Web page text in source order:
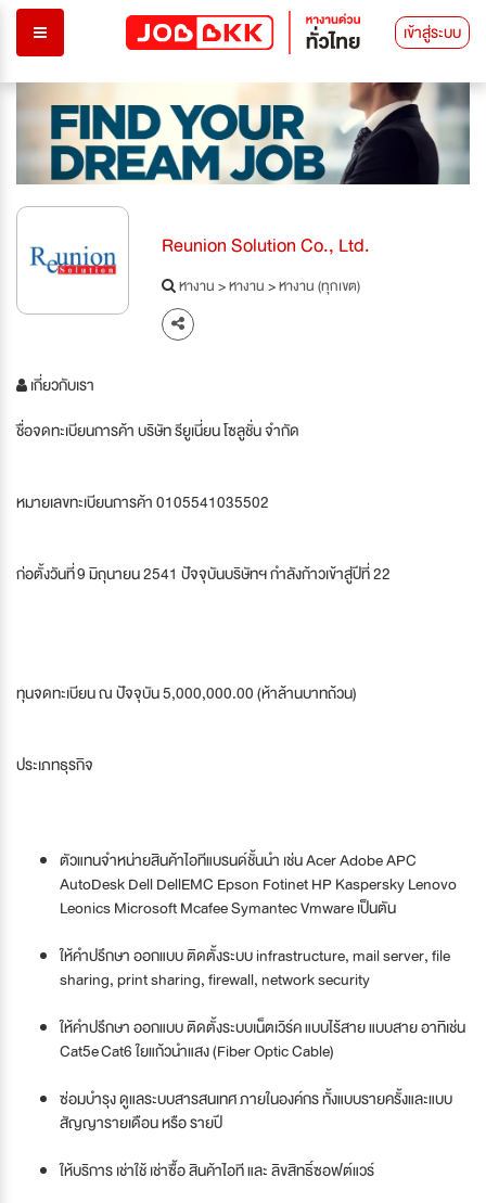
เข้าสู่ระบบ
Reunion Solution Co., Ltd.
หางาน>หางาน>หางาน (ทุกเขต)
เกี่ยวกับเรา
ชื่อจดทะเบียนการค้า บริษัท รียูเนี่ยน โซลูชั่น จำกัด
หมายเลขทะเบียนการค้า 0105541035502
ก่อตั้งวันที่ 9 มิถุนายน 2541 ปัจจุบันบริษัทฯ กำลังก้าวเข้าสู่ปีที่ 22
ทุนจดทะเบียน ณ ปัจจุบัน 5,000,000.00 (ห้าล้านบาทถ้วน)
ประเภทธุรกิจ
ตัวแทนจำหน่ายสินค้าไอทีแบรนด์ชั้นนำ เช่น Acer Adobe APC
AutoDesk Dell DellEMC Epson Fotinet HP Kaspersky Lenovo
Leonics Microsoft Mcafee Symantec Vmware เป็นตัน
ให้คำปรึกษา ออกแบบ ติดตั้งระบบ infrastructure, mail server, file
sharing, print sharing, firewall, network security
ให้คำปรึกษา ออกแบบ ติดตั้งระบบเน็ตเวิร์ค แบบไร้สาย แบบสาย อาทิเช่น
Cat5e Cat6 ใยแก้วนำแสง (Fiber Optic Cable)
ซ่อมบำรุง ดูแลระบบสารสนเทศ ภายในองค์กร ทั้งแบบรายครั้งและแบบ
สัญญารายเดือน หรือ รายปี
ให้บริการ เช่าใช้ เช่าซื้อ สินค้าไอที และ ลิขสิทธิ์ซอฟต์แวร์